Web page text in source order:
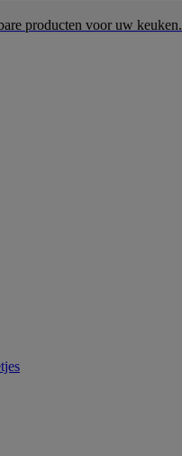
producten voor uw keuken.